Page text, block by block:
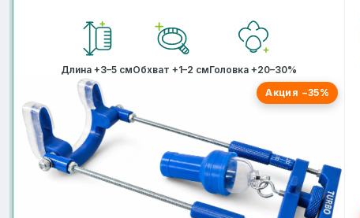
Длина +3–5 смОбхват +1–2 смГоловка +20–30%
Акция −35%